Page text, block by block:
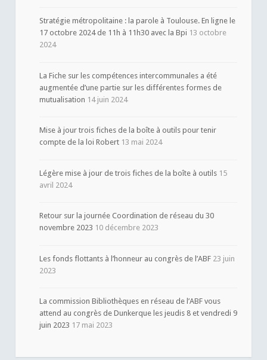
Stratégie métropolitaine : la parole à Toulouse. En ligne le
17 octobre 2024 de 11h à 11h30 avec la Bpi 13 octobre
2024
La Fiche sur les compétences intercommunales a été
augmentée d’une partie sur les différentes formes de
mutualisation 14 juin 2024
Mise à jour trois fiches de la boîte à outils pour tenir
compte de la loi Robert 13 mai 2024
Légère mise à jour de trois fiches de la boîte à outils 15
avril 2024
Retour sur la journée Coordination de réseau du 30
novembre 2023 10 décembre 2023
Les fonds flottants à l’honneur au congrès de l’ABF 23 juin
2023
La commission Bibliothèques en réseau de l’ABF vous
attend au congrès de Dunkerque les jeudis 8 et vendredi 9
juin 2023 17 mai 2023